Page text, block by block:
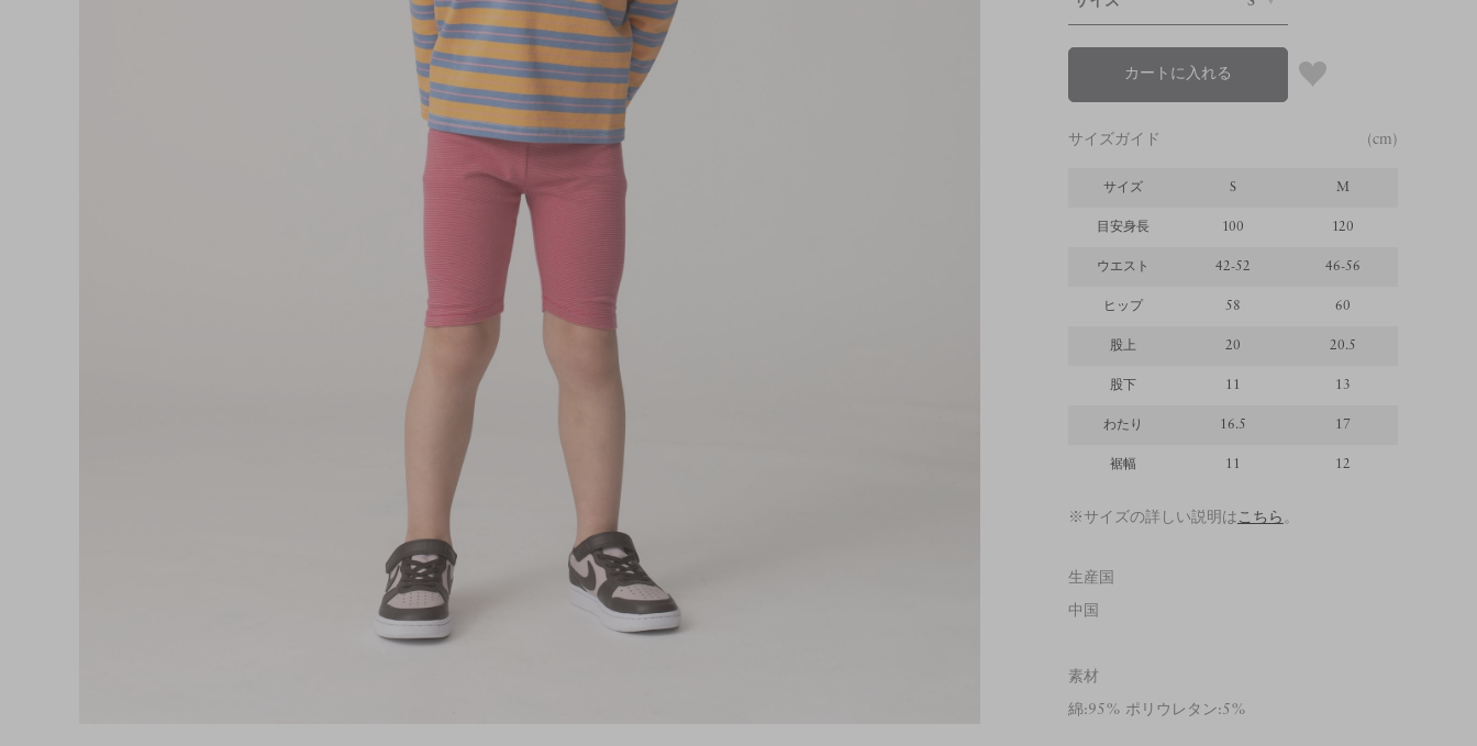
カートに入れる
サイズガイド (cm)
サイズ S M
目安身長 100 120
ウエスト 42-52 46-56
ヒップ 58 60
股上 20 20.5
股下 11 13
わたり 16.5 17
裾幅 11 12
※サイズの詳しい説明は こちら 。
生産国
中国
素材
綿:95% ポリウレタン:5%